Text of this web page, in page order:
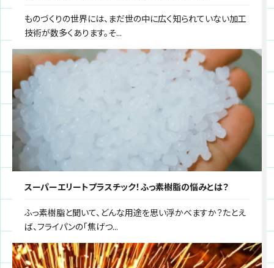
ものづくりの世界には、まだ世の中に広く知られていない加工
技術が数多くあります。そ...
スーパーエリートプラスチック！ふっ素樹脂の悩みとは？
ふっ素樹脂と聞いて、どんな用途を思い浮かべますか？たとえ
ば、フライパンの「焦げつ...